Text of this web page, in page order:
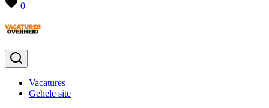
0
Vacatures
Gehele site